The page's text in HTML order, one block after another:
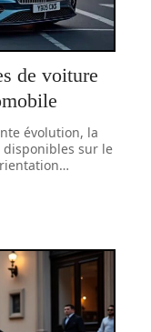
de voiture
évolution, la
disponibles sur le
…